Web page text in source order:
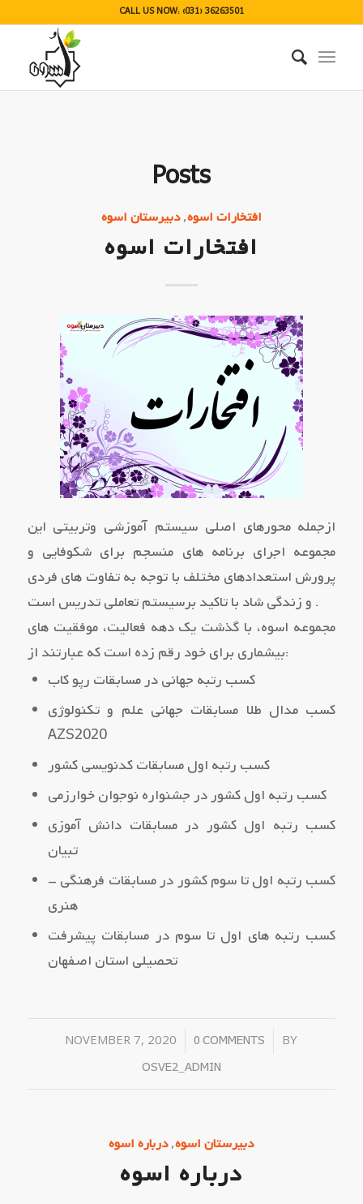
CALL US NOW: (031) 36263501
Posts
افتخارات اسوه,دبیرستان اسوه
افتخارات اسوه
ازجمله محورهای اصلی سیستم آموزشی وتربیتی این
مجموعه اجرای برنامه های منسجم برای شکوفایی و
پرورش استعدادهای مختلف با توجه به تفاوت های فردی
و زندگی شاد با تاکید برسیستم تعاملی تدریس است .
مجموعه اسوه، با گذشت یک دهه فعالیت، موفقیت های
بیشماری برای خود رقم زده است که عبارتند از:
کسب رتبه جهانی در مسابقات رپو کاب
کسب مدال طلا مسابقات جهانی علم و تکنولوژی
AZS2020
کسب رتبه اول مسابقات کدنویسی کشور
کسب رتبه اول کشور در جشنواره نوجوان خوارزمی
کسب رتبه اول کشور در مسابقات دانش آموزی
تبیان
کسب رتبه اول تا سوم کشور در مسابقات فرهنگی –
هنری
کسب رتبه های اول تا سوم در مسابقات پیشرفت
تحصیلی استان اصفهان
NOVEMBER 7, 2020
/ 0 COMMENTS
/ BY
OSVE2_ADMIN
دبیرستان اسوه,درباره اسوه
درباره اسوه